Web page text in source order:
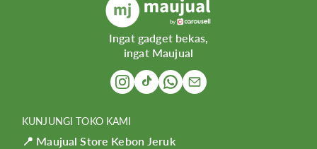
Ingat gadget bekas,
ingat Maujual
KUNJUNGI TOKO KAMI
📍 Maujual Store Kebon Jeruk